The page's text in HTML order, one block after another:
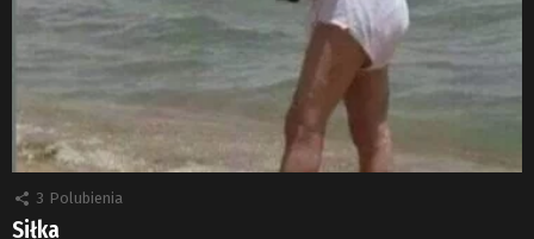
3 Polubienia
Siłka